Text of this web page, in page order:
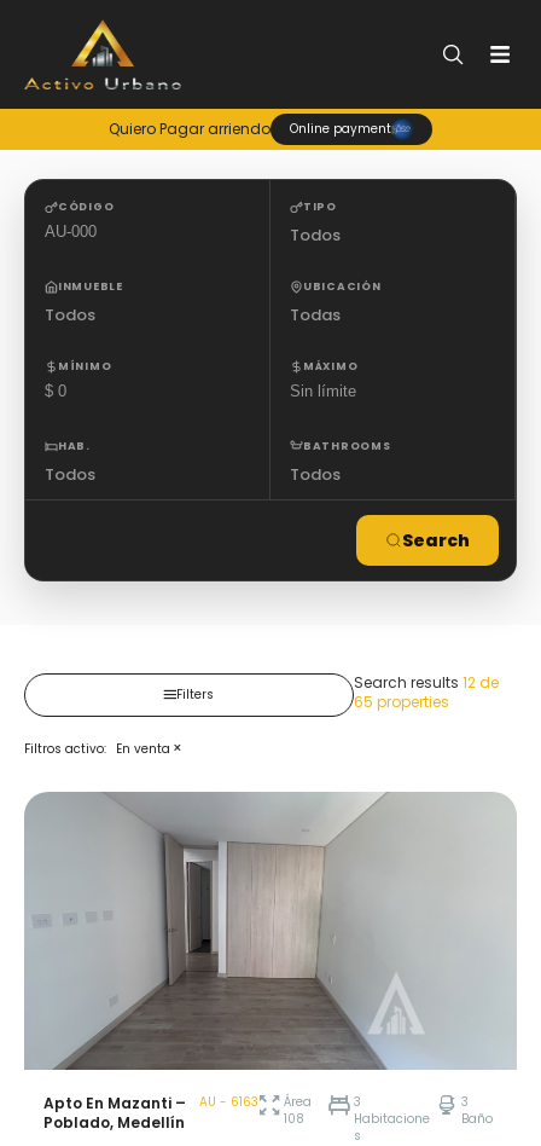
Quiero Pagar arriendo Online payment
CÓDIGO TIPO
Todos
INMUEBLE
Todos
UBICACIÓN
Todas
MÍNIMO MÁXIMO
HAB.
Todos
BATHROOMS
Todos
Search
Filters
Search results 12 de
65 properties
Filtros activo: En venta ×
Apto En Mazanti –
Poblado, Medellín
AU - 6163
Área
108
3
Habitacione
s
3
Baño